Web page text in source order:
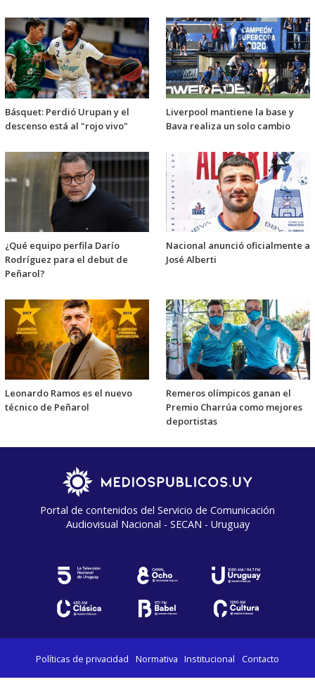
Básquet: Perdió Urupan y el
descenso está al "rojo vivo"
Liverpool mantiene la base y
Bava realiza un solo cambio
¿Qué equipo perfila Darío
Rodríguez para el debut de
Peñarol?
Nacional anunció oficialmente a
José Alberti
Leonardo Ramos es el nuevo
técnico de Peñarol
Remeros olímpicos ganan el
Premio Charrúa como mejores
deportistas
Portal de contenidos del Servicio de Comunicación
Audiovisual Nacional - SECAN - Uruguay
Políticas de privacidad Normativa Institucional Contacto